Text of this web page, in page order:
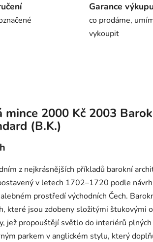
Garance výkupu
co prodáme,
vykoupit
2000 Kč 2003
(B.K.)
z nejkrásnějších příkladů barokní
v letech 1702–1720 podle
prostředí východních Čech.
které jsou zdobeny složitými štukovými
jež propouštějí světlo do interiérů
parkem v anglickém stylu, který